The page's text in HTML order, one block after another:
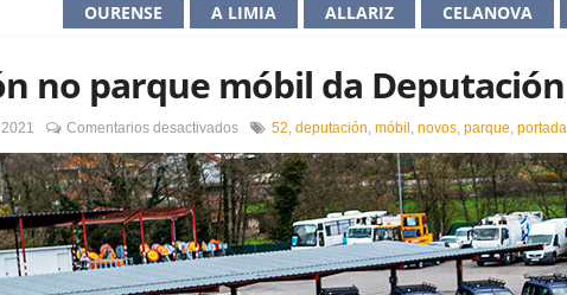
CELANOVA
ALLARIZ
A LIMIA
OURENSE
no parque móbil da Deputación
Comentarios desactivadosen
no
parque
móbil
da
Deputación
52 deputación móbil novos parque portada